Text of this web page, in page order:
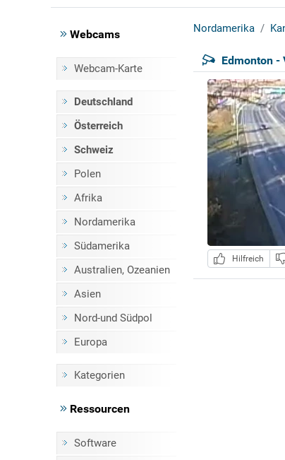
Webcams
Webcam-Karte
Deutschland
Österreich
Schweiz
Polen
Afrika
Nordamerika
Südamerika
Australien, Ozeanien
Asien
Nord-und Südpol
Europa
Kategorien
Ressourcen
Software
Nordamerika
Edmonton -
Hilfreich